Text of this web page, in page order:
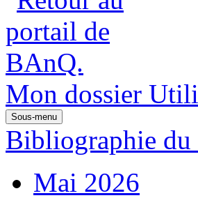
Mon dossier
Sous-menu
Bibliographie du
Mai 2026